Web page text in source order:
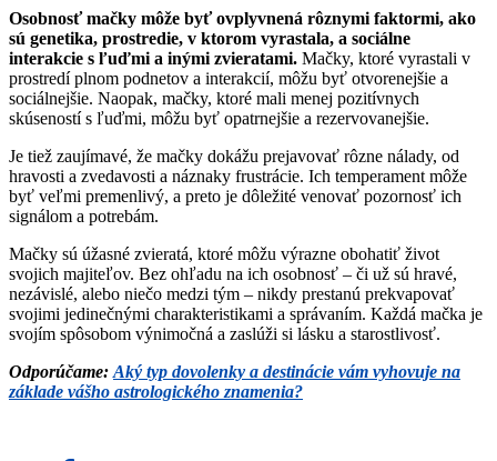
Osobnosť mačky môže byť ovplyvnená rôznymi faktormi, ako
sú genetika, prostredie, v ktorom vyrastala, a sociálne
interakcie s ľuďmi a inými zvieratami. Mačky, ktoré vyrastali v
prostredí plnom podnetov a interakcií, môžu byť otvorenejšie a
sociálnejšie. Naopak, mačky, ktoré mali menej pozitívnych
skúseností s ľuďmi, môžu byť opatrnejšie a rezervovanejšie.
Je tiež zaujímavé, že mačky dokážu prejavovať rôzne nálady, od
hravosti a zvedavosti a náznaky frustrácie. Ich temperament môže
byť veľmi premenlivý, a preto je dôležité venovať pozornosť ich
signálom a potrebám.
Mačky sú úžasné zvieratá, ktoré môžu výrazne obohatiť život
svojich majiteľov. Bez ohľadu na ich osobnosť – či už sú hravé,
nezávislé, alebo niečo medzi tým – nikdy prestanú prekvapovať
svojimi jedinečnými charakteristikami a správaním. Každá mačka je
svojím spôsobom výnimočná a zaslúži si lásku a starostlivosť.
Odporúčame: Aký typ dovolenky a destinácie vám vyhovuje na
základe vášho astrologického znamenia?